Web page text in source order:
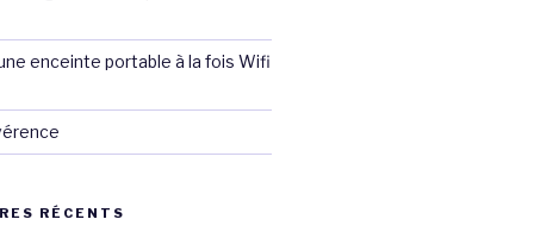
enceinte portable à la fois Wifi
RÉCENTS